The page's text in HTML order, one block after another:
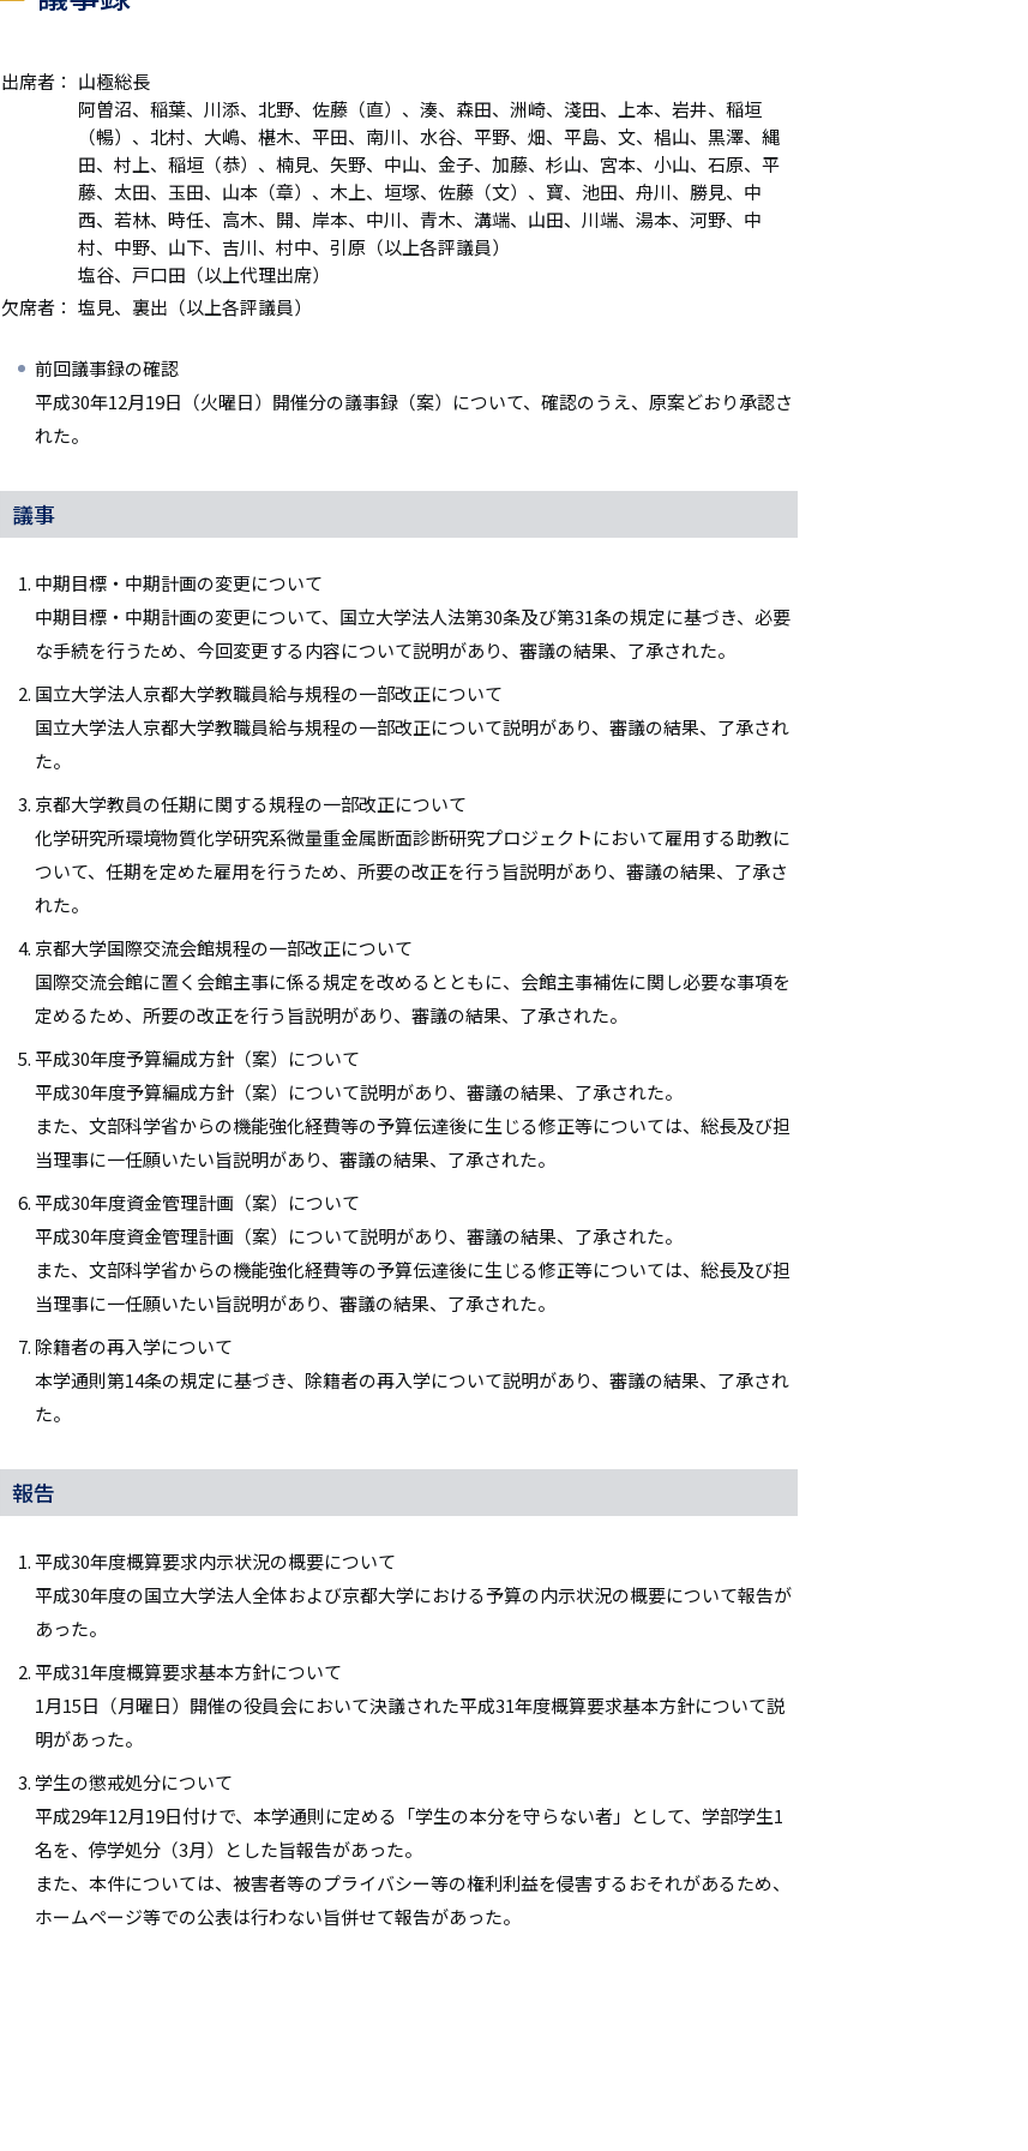
出席者： 山極総長
阿曽沼、稲葉、川添、北野、佐藤（直）、湊、森田、洲崎、淺田、上本、岩井、稲垣
（暢）、北村、大嶋、椹木、平田、南川、水谷、平野、畑、平島、文、椙山、黒澤、縄
田、村上、稲垣（恭）、楠見、矢野、中山、金子、加藤、杉山、宮本、小山、石原、平
藤、太田、玉田、山本（章）、木上、垣塚、佐藤（文）、寶、池田、舟川、勝見、中
西、若林、時任、高木、開、岸本、中川、青木、溝端、山田、川端、湯本、河野、中
村、中野、山下、吉川、村中、引原（以上各評議員）
塩谷、戸口田（以上代理出席）
欠席者： 塩見、裏出（以上各評議員）
前回議事録の確認
平成30年12月19日（火曜日）開催分の議事録（案）について、確認のうえ、原案どおり承認さ
れた。
議事
中期目標・中期計画の変更について
中期目標・中期計画の変更について、国立大学法人法第30条及び第31条の規定に基づき、必要
な手続を行うため、今回変更する内容について説明があり、審議の結果、了承された。
国立大学法人京都大学教職員給与規程の一部改正について
国立大学法人京都大学教職員給与規程の一部改正について説明があり、審議の結果、了承され
た。
京都大学教員の任期に関する規程の一部改正について
化学研究所環境物質化学研究系微量重金属断面診断研究プロジェクトにおいて雇用する助教に
ついて、任期を定めた雇用を行うため、所要の改正を行う旨説明があり、審議の結果、了承さ
れた。
京都大学国際交流会館規程の一部改正について
国際交流会館に置く会館主事に係る規定を改めるとともに、会館主事補佐に関し必要な事項を
定めるため、所要の改正を行う旨説明があり、審議の結果、了承された。
平成30年度予算編成方針（案）について
平成30年度予算編成方針（案）について説明があり、審議の結果、了承された。
また、文部科学省からの機能強化経費等の予算伝達後に生じる修正等については、総長及び担
当理事に一任願いたい旨説明があり、審議の結果、了承された。
平成30年度資金管理計画（案）について
平成30年度資金管理計画（案）について説明があり、審議の結果、了承された。
また、文部科学省からの機能強化経費等の予算伝達後に生じる修正等については、総長及び担
当理事に一任願いたい旨説明があり、審議の結果、了承された。
除籍者の再入学について
本学通則第14条の規定に基づき、除籍者の再入学について説明があり、審議の結果、了承され
た。
報告
平成30年度概算要求内示状況の概要について
平成30年度の国立大学法人全体および京都大学における予算の内示状況の概要について報告が
あった。
平成31年度概算要求基本方針について
1月15日（月曜日）開催の役員会において決議された平成31年度概算要求基本方針について説
明があった。
学生の懲戒処分について
平成29年12月19日付けで、本学通則に定める「学生の本分を守らない者」として、学部学生1
名を、停学処分（3月）とした旨報告があった。
また、本件については、被害者等のプライバシー等の権利利益を侵害するおそれがあるため、
ホームページ等での公表は行わない旨併せて報告があった。